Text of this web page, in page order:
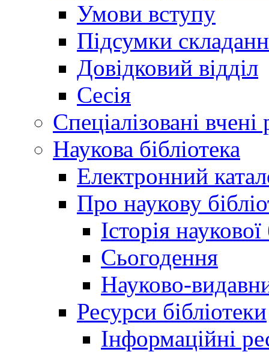
Умови вступу
Підсумки
Довідковий відділ
Сесія
Спеціалізовані вчені
Наукова бібліотека
Електронний
Про наукову
Історія
Сьогодення
Науково-
Ресурси бібліотеки
Інформаційні